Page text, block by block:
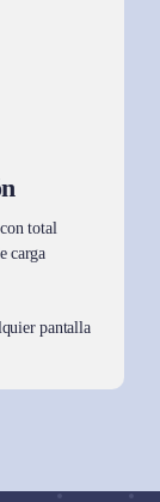
total
carga
pantalla